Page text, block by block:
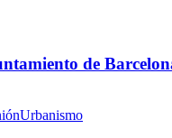
de
Urbanismo